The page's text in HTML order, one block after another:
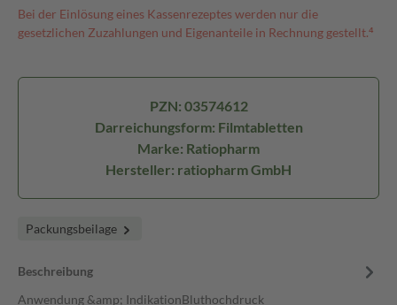
Bei der Einlösung eines Kassenrezeptes werden nur die
gesetzlichen Zuzahlungen und Eigenanteile in Rechnung gestellt.⁴
PZN: 03574612
Darreichungsform: Filmtabletten
Marke: Ratiopharm
Hersteller: ratiopharm GmbH
Packungsbeilage
Beschreibung
Anwendung &amp; IndikationBluthochdruck